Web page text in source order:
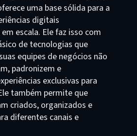
uma base sólida para a
digitais
escala. Ele faz isso com
de tecnologias que
equipes de negócios não
padronizem e
exclusivas para
também permite que
criados, organizados e
diferentes canais e